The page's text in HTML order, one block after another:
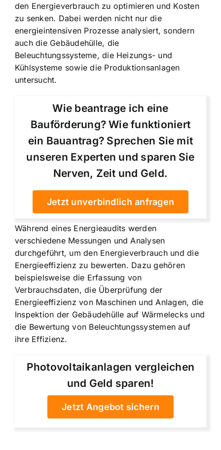
den Energieverbrauch zu optimieren und Kosten
zu senken. Dabei werden nicht nur die
energieintensiven Prozesse analysiert, sondern
auch die Gebäudehülle, die
Beleuchtungssysteme, die Heizungs- und
Kühlsysteme sowie die Produktionsanlagen
untersucht.
Wie beantrage ich eine
Bauförderung? Wie funktioniert
ein Bauantrag? Sprechen Sie mit
unseren Experten und sparen Sie
Nerven, Zeit und Geld.
Jetzt unverbindlich anfragen
Während eines Energieaudits werden
verschiedene Messungen und Analysen
durchgeführt, um den Energieverbrauch und die
Energieeffizienz zu bewerten. Dazu gehören
beispielsweise die Erfassung von
Verbrauchsdaten, die Überprüfung der
Energieeffizienz von Maschinen und Anlagen, die
Inspektion der Gebäudehülle auf Wärmelecks und
die Bewertung von Beleuchtungssystemen auf
ihre Effizienz.
Photovoltaikanlagen vergleichen
und Geld sparen!
Jetzt Angebot sichern